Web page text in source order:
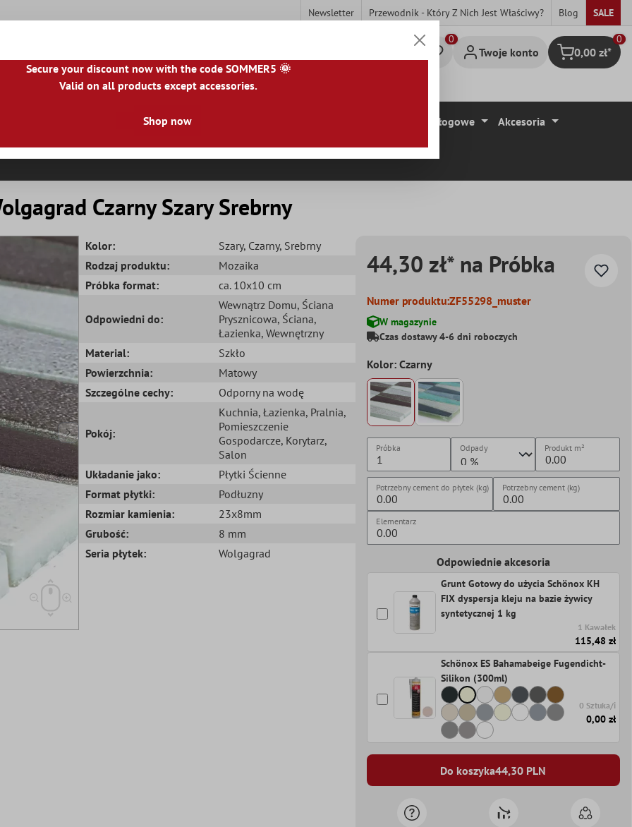
Newsletter Przewodnik - Który Z Nich Jest Właściwy? Blog SALE
Twoje konto Koszyk
0
0,00 zł*
|PT| FI|GR |RO|NO |HU|BG|HR|LU
Płytki Tarasowe Wykładziny Podłogowe Akcesoria
Czarny Szary Srebrny
Kolor: Szary, Czarny, Srebrny
Rodzaj produktu:
Mozaika
Próbka format:
ca. 10x10 cm
Odpowiedni do:
Wewnątrz Domu, Ściana
Prysznicowa, Ściana,
Łazienka, Wewnętrzny
Material:
Szkło
Powierzchnia:
Matowy
Szczególne cechy:
Odporny na wodę
Pokój:
Kuchnia, Łazienka, Pralnia,
Pomieszczenie
Gospodarcze, Korytarz,
Salon
Układanie jako:
Płytki Ścienne
Format płytki:
Podłuzny
Rozmiar kamienia:
23x8mm
Grubość:
8 mm
Seria płytek:
Wolgagrad
44,30 zł* na Próbka
Numer produktu:ZF55298_muster
W magazynie
Czas dostawy 4-6 dni roboczych
Kolor: Czarny
Próbka Odpady Produkt m²
Potrzebny cement do płytek (kg) Potrzebny cement (kg)
Elementarz
Odpowiednie akcesoria
Grunt Gotowy do użycia Schönox KH
FIX dyspersja kleju na bazie żywicy
syntetycznej 1 kg
1 Kawałek
115,48 zł
Schönox ES Bahamabeige Fugendicht-
Silikon (300ml)
0 Sztuka/i
0,00 zł
Do koszyka44,30 PLN
Secure your discount now with the code SOMMER5 🌞
Valid on all products except accessories.
Shop now